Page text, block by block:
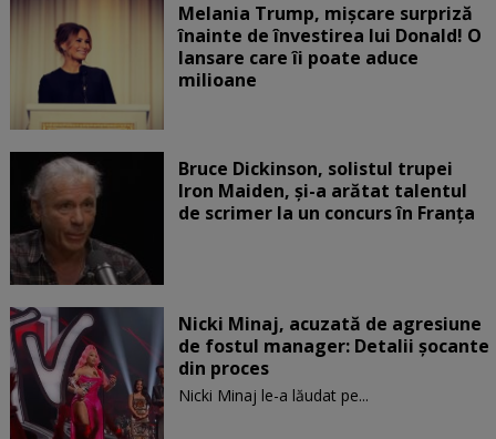
Melania Trump, mișcare surpriză
înainte de învestirea lui Donald! O
lansare care îi poate aduce
milioane
Bruce Dickinson, solistul trupei
Iron Maiden, şi-a arătat talentul
de scrimer la un concurs în Franţa
Nicki Minaj, acuzată de agresiune
de fostul manager: Detalii șocante
din proces
Nicki Minaj le-a lăudat pe...